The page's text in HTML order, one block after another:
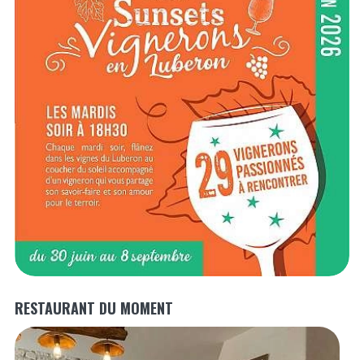
RESTAURANT DU MOMENT